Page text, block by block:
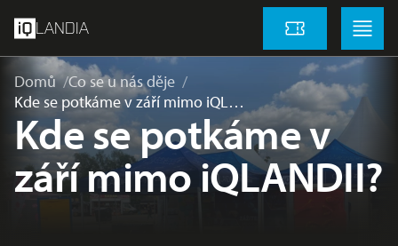
LANDIA Vstupenky
Menu
Domů
Co se u nás děje
Kde se potkáme v září mimo iQL…
Kde se potkáme v
září mimo iQLANDII?